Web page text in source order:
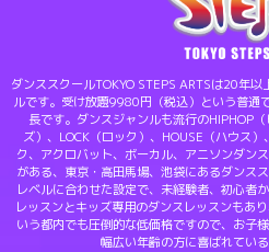
ダンススクールTOKYO STEPS ARTSは20年
ルです。受け放題9980円（税込）という普通
長です。ダンスジャンルも流行のHIPHOP
ズ）、LOCK（ロック）、HOUSE（ハウス
ク、アクロバット、ボーカル、アニソンダン
がある、東京・高田馬場、池袋にあるダンス
レベルに合わせた設定で、未経験者、初心者
レッスンとキッズ専用のダンスレッスンもあ
いう都内でも圧倒的な低価格ですので、お子
幅広い年齢の方に喜ばれてい